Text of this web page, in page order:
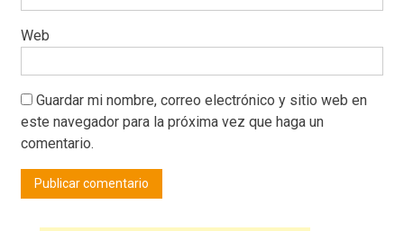
Web
Guardar mi nombre, correo electrónico y sitio web en
este navegador para la próxima vez que haga un
comentario.